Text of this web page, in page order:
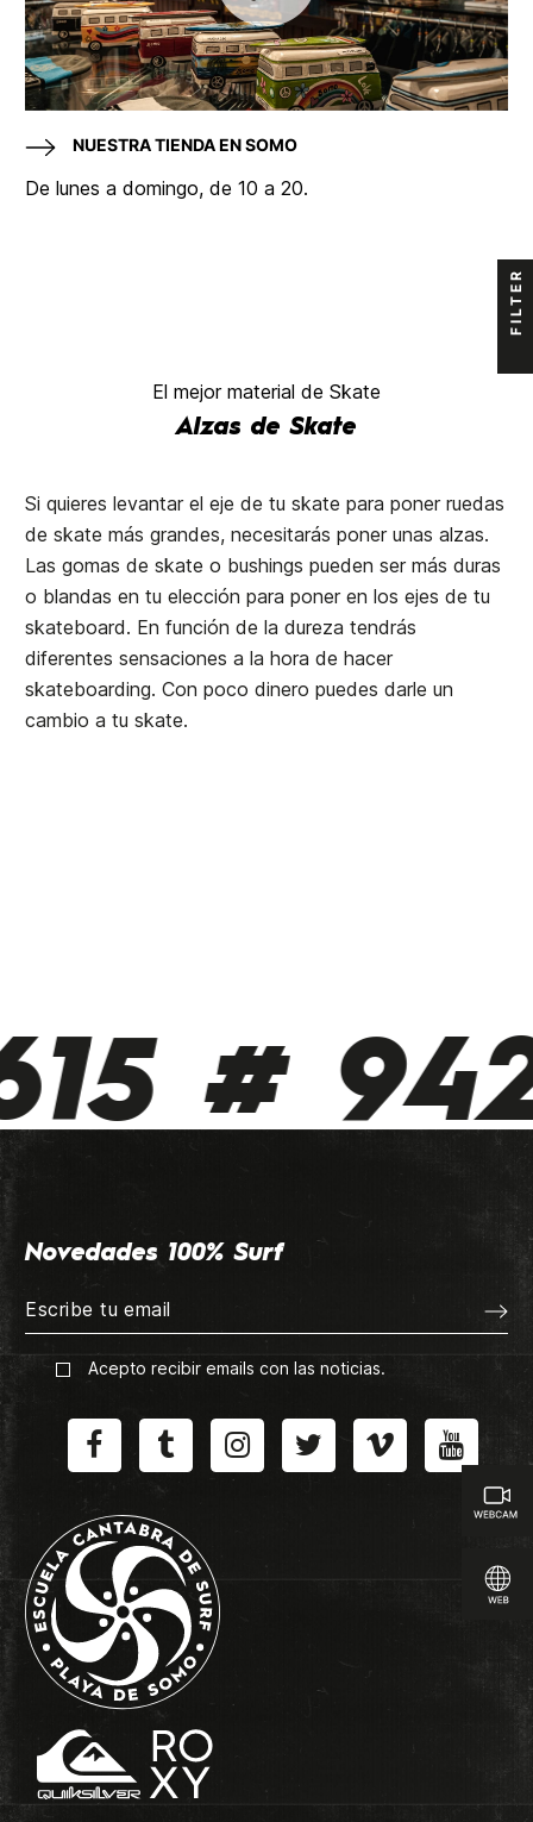
NUESTRA TIENDA EN SOMO
De lunes a domingo, de 10 a 20.
El mejor material de Skate
Alzas de Skate
Si quieres levantar el eje de tu skate para poner ruedas
de skate más grandes, necesitarás poner unas alzas.
Las gomas de skate o bushings pueden ser más duras
o blandas en tu elección para poner en los ejes de tu
skateboard. En función de la dureza tendrás
diferentes sensaciones a la hora de hacer
skateboarding. Con poco dinero puedes darle un
cambio a tu skate.
#
Novedades 100% Surf
Acepto recibir emails con las noticias.
FILTER